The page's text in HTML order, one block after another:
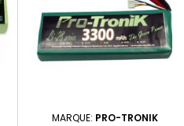
MARQUE: PRO-TRONIK